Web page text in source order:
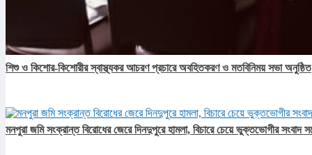
শিশু ও কিশোর-কিশোরীর স্বাস্থ্যকর আচরণ প্রচারে অবহিতকরণ ও মতবিনিময় সভা অনুষ্ঠিত
মনপুরা জমি সংক্রান্ত বিরোধের জেরে দিনদুপুরে হামলা, বিচারে চেয়ে ভুক্তভোগীর সংবাদ